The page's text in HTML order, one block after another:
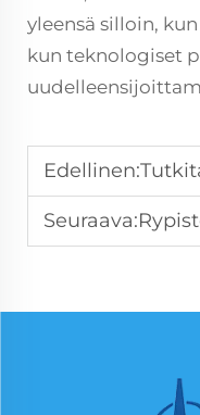
yleensä silloin,
kun teknologiset
Edellinen:Tutkitaan
Seuraava: